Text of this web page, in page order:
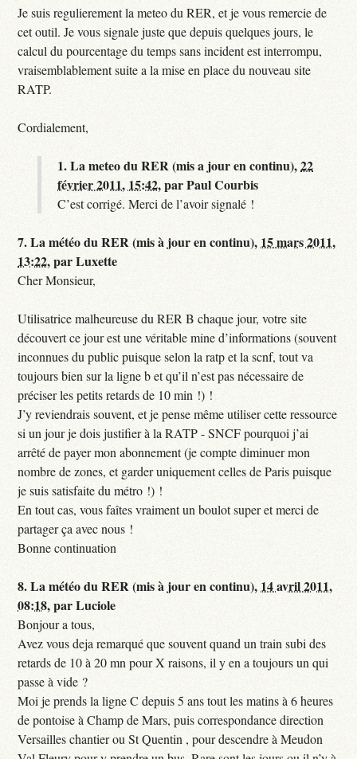
Je suis regulierement la meteo du RER, et je vous remercie de
cet outil. Je vous signale juste que depuis quelques jours, le
calcul du pourcentage du temps sans incident est interrompu,
vraisemblablement suite a la mise en place du nouveau site
RATP.
Cordialement,
1.La meteo du RER (mis a jour en continu),22
février 2011, 15:42,parPaul Courbis
C’est corrigé. Merci de l’avoir signalé !
7.La météo du RER (mis à jour en continu), 15 mars 2011,
13:22,parLuxette
Cher Monsieur,
Utilisatrice malheureuse du RER B chaque jour, votre site
découvert ce jour est une véritable mine d’informations (souvent
inconnues du public puisque selon la ratp et la scnf, tout va
toujours bien sur la ligne b et qu’il n’est pas nécessaire de
préciser les petits retards de 10 min !) !
J’y reviendrais souvent, et je pense même utiliser cette ressource
si un jour je dois justifier à la RATP - SNCF pourquoi j’ai
arrêté de payer mon abonnement (je compte diminuer mon
nombre de zones, et garder uniquement celles de Paris puisque
je suis satisfaite du métro !) !
En tout cas, vous faîtes vraiment un boulot super et merci de
partager ça avec nous !
Bonne continuation
8.La météo du RER (mis à jour en continu), 14 avril 2011,
08:18,parLuciole
Bonjour a tous,
Avez vous deja remarqué que souvent quand un train subi des
retards de 10 à 20 mn pour X raisons, il y en a toujours un qui
passe à vide ?
Moi je prends la ligne C depuis 5 ans tout les matins à 6 heures
de pontoise à Champ de Mars, puis correspondance direction
Versailles chantier ou St Quentin , pour descendre à Meudon